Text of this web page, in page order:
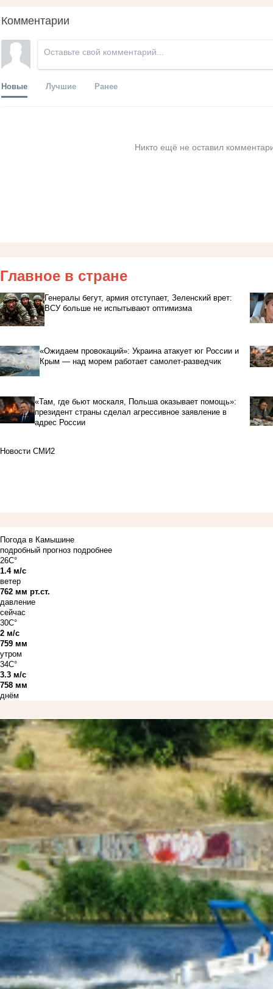
Комментарии
Новые Лучшие Ранее
Никто ещё не оставил
Главное в стране
Генералы бегут, армия отступает, Зеленский врет:
ВСУ больше не испытывают оптимизма
«Ожидаем провокаций»: Украина атакует юг России и
Крым — над морем работает самолет-разведчик
«Там, где бьют москаля, Польша оказывает помощь»:
президент страны сделал агрессивное заявление в
адрес России
Новости СМИ2
Погода в Камышине
подробный прогноз подробнее
26C°
1.4 м/с
ветер
762 мм рт.ст.
давление
сейчас
30C°
2 м/с
759 мм
утром
34C°
3.3 м/с
758 мм
днём